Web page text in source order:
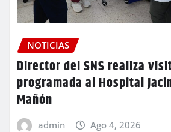
NOTICIAS
Director del SNS realiza
programada al Hospital
Mañón
admin Ago 4, 2026